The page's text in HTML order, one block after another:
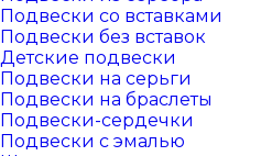
Подвески со вставками
Подвески без вставок
Детские подвески
Подвески на серьги
Подвески на браслеты
Подвески-сердечки
Подвески с эмалью